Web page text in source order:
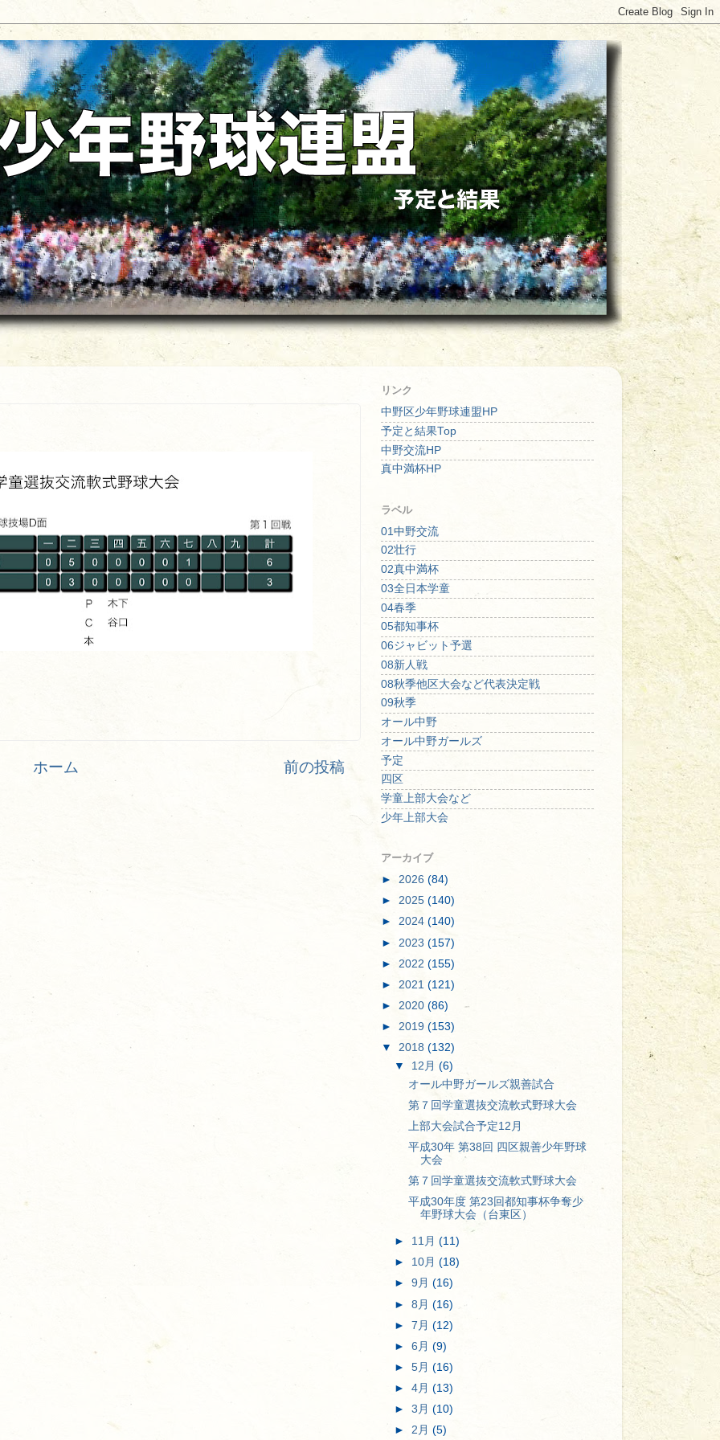
前の投稿
ホーム
リンク
中野区少年野球連盟HP
予定と結果Top
中野交流HP
真中満杯HP
ラベル
01中野交流
02壮行
02真中満杯
03全日本学童
04春季
05都知事杯
06ジャビット予選
08新人戦
08秋季他区大会など代表決定戦
09秋季
オール中野
オール中野ガールズ
予定
四区
学童上部大会など
少年上部大会
アーカイブ
► 2026 (84)
► 2025 (140)
► 2024 (140)
► 2023 (157)
► 2022 (155)
► 2021 (121)
► 2020 (86)
► 2019 (153)
▼ 2018 (132)
▼ 12月(6)
オール中野ガールズ親善試合
第７回学童選抜交流軟式野球大会
上部大会試合予定12月
平成30年 第38回 四区親善少年野球
大会
第７回学童選抜交流軟式野球大会
平成30年度 第23回都知事杯争奪少
年野球大会（台東区）
► 11月(11)
► 10月(18)
►9月(16)
►8月(16)
►7月(12)
►6月(9)
►5月(16)
►4月(13)
►3月(10)
►2月(5)